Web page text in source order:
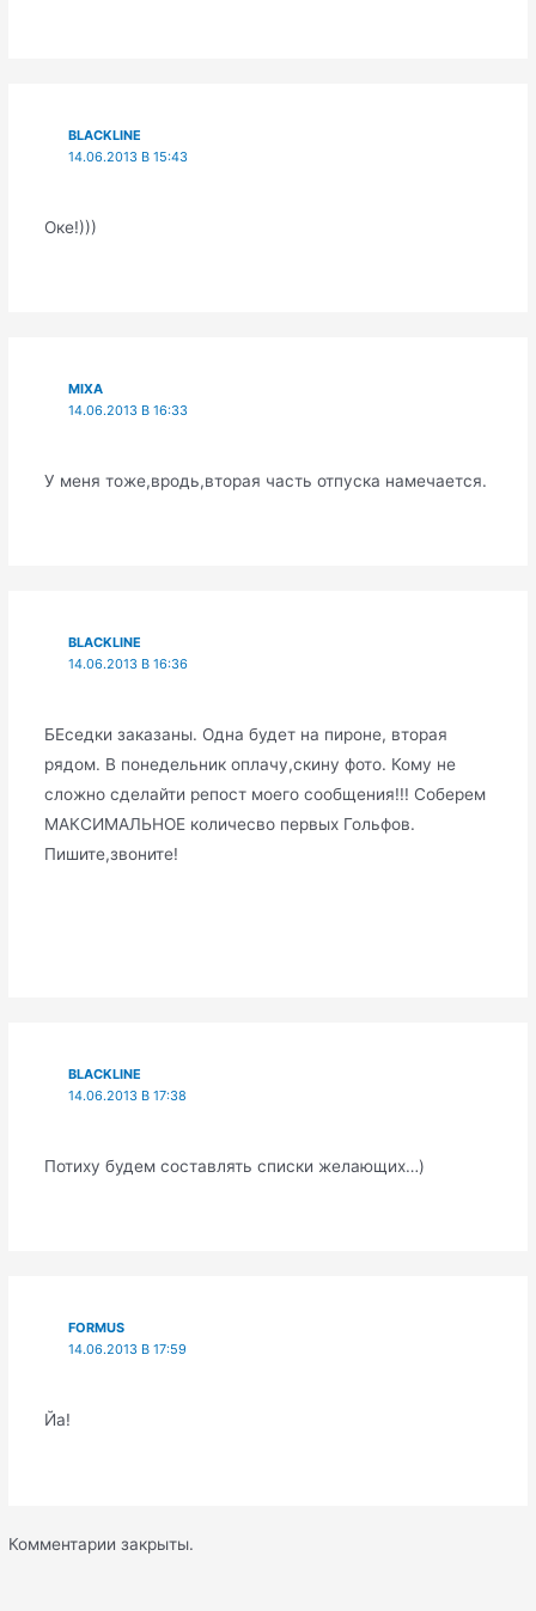
BLACKLINE
14.06.2013 В 15:43
Оке!)))
MIXA
14.06.2013 В 16:33
У меня тоже,вродь,вторая часть отпуска намечается.
BLACKLINE
14.06.2013 В 16:36
БЕседки заказаны. Одна будет на пироне, вторая
рядом. В понедельник оплачу,скину фото. Кому не
сложно сделайти репост моего сообщения!!! Соберем
МАКСИМАЛЬНОЕ количесво первых Гольфов.
Пишите,звоните!
BLACKLINE
14.06.2013 В 17:38
Потиху будем составлять списки желающих…)
FORMUS
14.06.2013 В 17:59
Йа!
Комментарии закрыты.